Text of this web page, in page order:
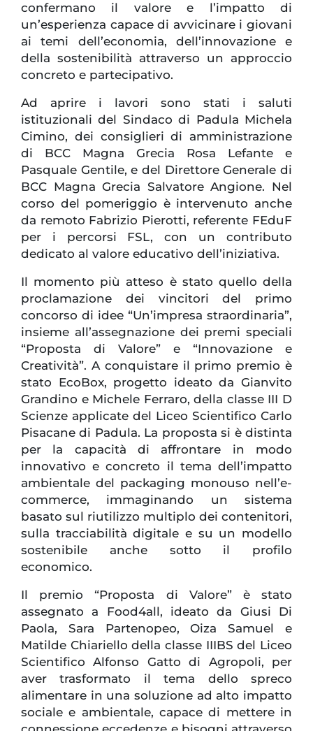
confermano il valore e l’impatto di
un’esperienza capace di avvicinare i giovani
ai temi dell’economia, dell’innovazione e
della sostenibilità attraverso un approccio
concreto e partecipativo.
Ad aprire i lavori sono stati i saluti
istituzionali del Sindaco di Padula Michela
Cimino, dei consiglieri di amministrazione
di BCC Magna Grecia Rosa Lefante e
Pasquale Gentile, e del Direttore Generale di
BCC Magna Grecia Salvatore Angione. Nel
corso del pomeriggio è intervenuto anche
da remoto Fabrizio Pierotti, referente FEduF
per i percorsi FSL, con un contributo
dedicato al valore educativo dell’iniziativa.
Il momento più atteso è stato quello della
proclamazione dei vincitori del primo
concorso di idee “Un’impresa straordinaria”,
insieme all’assegnazione dei premi speciali
“Proposta di Valore” e “Innovazione e
Creatività”. A conquistare il primo premio è
stato EcoBox, progetto ideato da Gianvito
Grandino e Michele Ferraro, della classe III D
Scienze applicate del Liceo Scientifico Carlo
Pisacane di Padula. La proposta si è distinta
per la capacità di affrontare in modo
innovativo e concreto il tema dell’impatto
ambientale del packaging monouso nell’e-
commerce, immaginando un sistema
basato sul riutilizzo multiplo dei contenitori,
sulla tracciabilità digitale e su un modello
sostenibile anche sotto il profilo
economico.
Il premio “Proposta di Valore” è stato
assegnato a Food4all, ideato da Giusi Di
Paola, Sara Partenopeo, Oiza Samuel e
Matilde Chiariello della classe IIIBS del Liceo
Scientifico Alfonso Gatto di Agropoli, per
aver trasformato il tema dello spreco
alimentare in una soluzione ad alto impatto
sociale e ambientale, capace di mettere in